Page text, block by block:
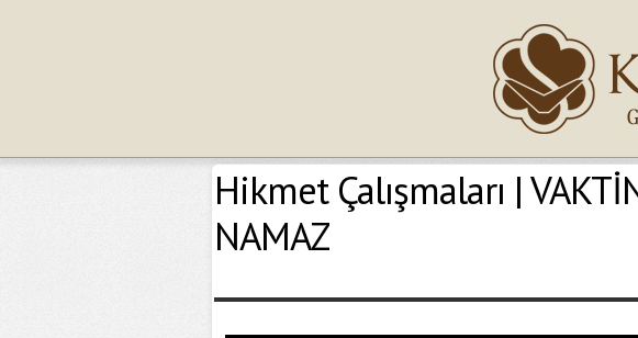
Hikmet Çalışmaları |
NAMAZ